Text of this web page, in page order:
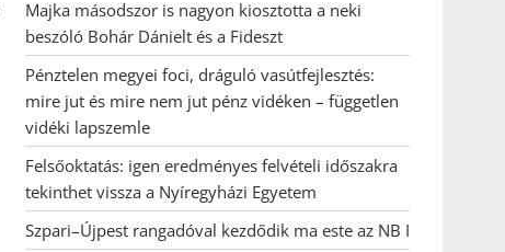
Majka másodszor is nagyon kiosztotta a neki
beszóló Bohár Dánielt és a Fideszt
Pénztelen megyei foci, dráguló vasútfejlesztés:
mire jut és mire nem jut pénz vidéken – független
vidéki lapszemle
Felsőoktatás: igen eredményes felvételi időszakra
tekinthet vissza a Nyíregyházi Egyetem
Szpari–Újpest rangadóval kezdődik ma este az NB I